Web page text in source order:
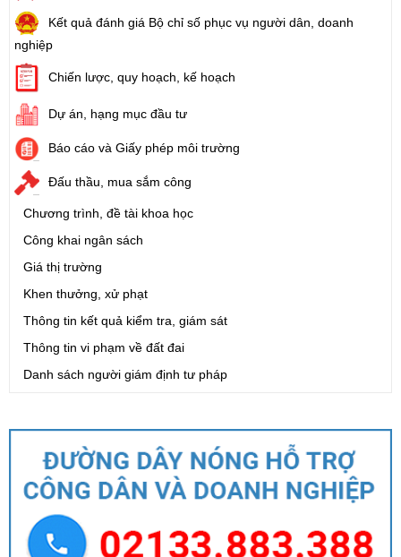
Kết quả đánh giá Bộ chỉ số phục vụ người dân, doanh
nghiệp
Chiến lược, quy hoạch, kế hoạch
Dự án, hạng mục đầu tư
Báo cáo và Giấy phép môi trường
Đấu thầu, mua sắm công
Chương trình, đề tài khoa học
Công khai ngân sách
Giá thị trường
Khen thưởng, xử phạt
Thông tin kết quả kiểm tra, giám sát
Thông tin vi phạm về đất đai
Danh sách người giám định tư pháp